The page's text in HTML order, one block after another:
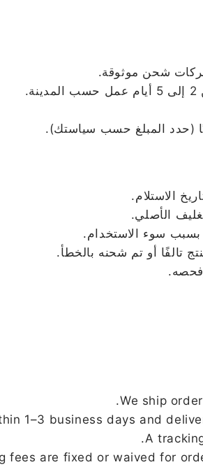
شحن موثوقة.
(حدد المبلغ حسب سياستك).
الأصلي.
بسبب سوء الاستخدام.
تالفًا أو تم شحنه بالخطأ.
We ship
1–3 business days and
A
fees are fixed or waived for